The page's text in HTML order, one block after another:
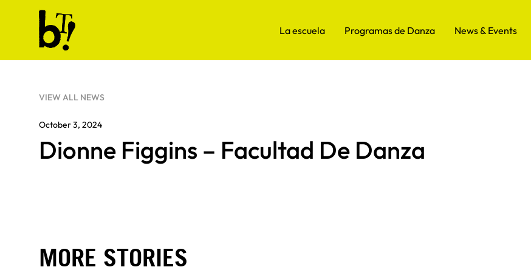
Skip to content
Ballet Tech
La escuela Programas de Danza News & Events
VIEW ALL NEWS
October 3, 2024
Dionne Figgins – Facultad De Danza
MORE STORIES